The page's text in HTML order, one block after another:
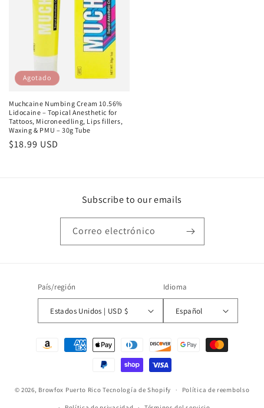
Agotado
Muchcaine Numbing Cream 10.56%
Lidocaine – Topical Anesthetic for
Tattoos, Microneedling, Lips fillers,
Waxing & PMU – 30g Tube
Precio
$18.99 USD
Subscribe to our emails
Correo electrónico
País/región
Estados Unidos | USD $
Idioma
Español
Formas
© 2026, Browfox Puerto Rico Tecnología de Shopify Política de reembolso